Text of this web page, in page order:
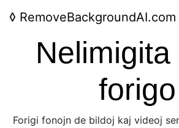
◊ RemoveBackgroundAI.com
forigo
Forigi fonojn de bildoj kaj videoj